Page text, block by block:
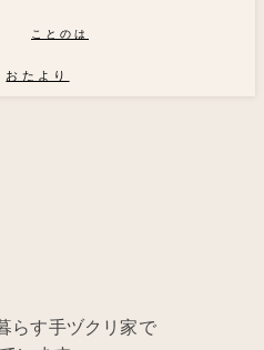
ことのは
おたより
らす手ヅクリ家で